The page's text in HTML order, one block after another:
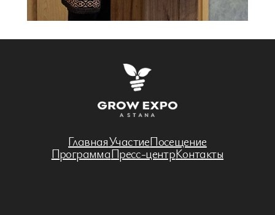
ГлавнаяУчастиеПосещение
ПрограммаПресс-центрКонтакты